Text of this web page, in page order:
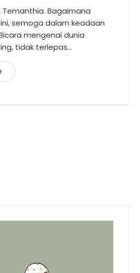
Bagaimana
semoga dalam keadaan
mengenai dunia
tidak terlepas…